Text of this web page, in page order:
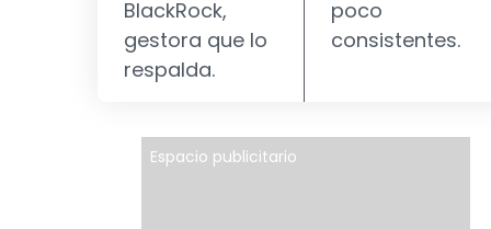
BlackRock,
gestora que lo
respalda.
poco
consistentes.
Espacio publicitario